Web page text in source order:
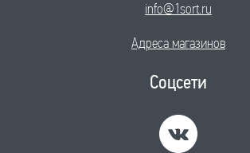
info@1sort.ru
Адреса магазинов
Соцсети